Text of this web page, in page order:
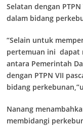
Selatan dengan
dalam bidang
“Selain untuk
pertemuan ini dapat
antara Pemerintah
dengan PTPN VII
bidang
Nanang
membidangi